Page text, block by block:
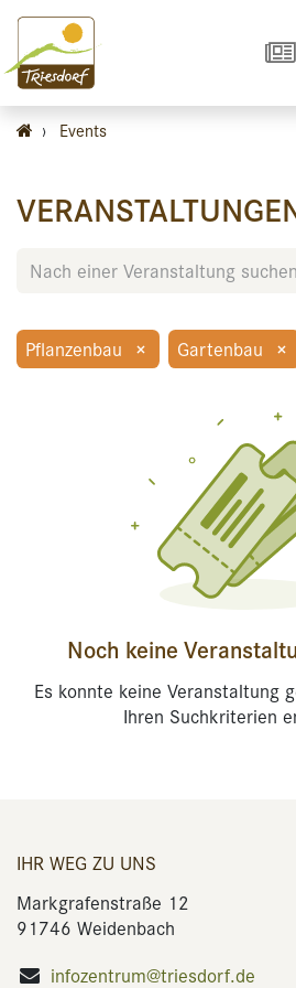
› Events
Pflanzenbau × Gartenbau ×
Noch keine
Es konnte keine Veranstaltung
Ihren Suchkriterien
IHR WEG ZU UNS
Markgrafenstraße 12
91746 Weidenbach
infozentrum@triesdorf.de